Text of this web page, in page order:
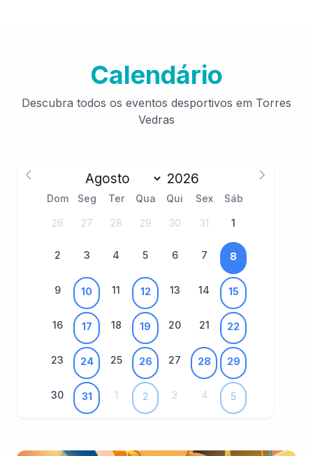
Calendário
Descubra todos os eventos desportivos em Torres
Vedras
Dom Seg Ter Qua Qui Sex Sáb
26 27 28 29 30 31 1
2 3 4 5 6 7 8
9 10 11 12 13 14 15
16 17 18 19 20 21 22
23 24 25 26 27 28 29
30 31 1 2 3 4 5